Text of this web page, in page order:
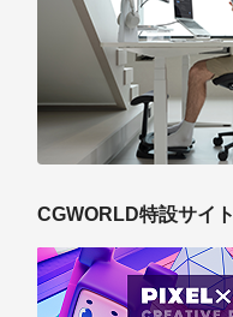
CGWORLD特設サイト